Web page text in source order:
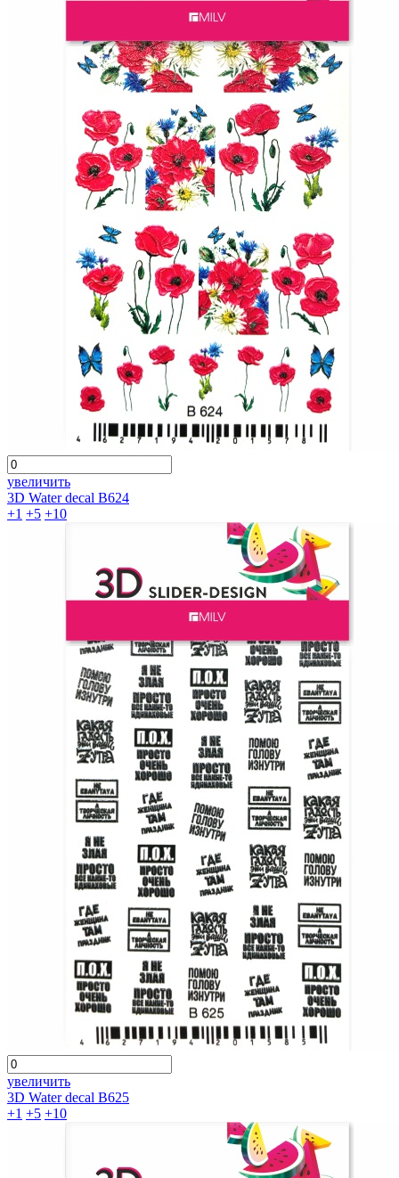
увеличить
3D Water decal B624
+1 +5 +10
увеличить
3D Water decal B625
+1 +5 +10